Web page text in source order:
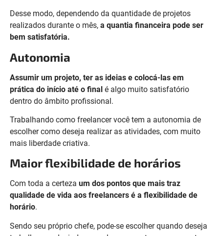
Desse modo, dependendo da quantidade de projetos
realizados durante o mês, a quantia financeira pode ser
bem satisfatória.
Autonomia
Assumir um projeto, ter as ideias e colocá-las em
prática do início até o final é algo muito satisfatório
dentro do âmbito profissional.
Trabalhando como freelancer você tem a autonomia de
escolher como deseja realizar as atividades, com muito
mais liberdade criativa.
Maior flexibilidade de horários
Com toda a certeza um dos pontos que mais traz
qualidade de vida aos freelancers é a flexibilidade de
horário.
Sendo seu próprio chefe, pode-se escolher quando deseja